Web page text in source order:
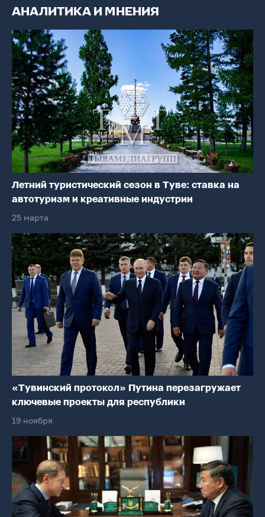
АНАЛИТИКА И МНЕНИЯ
Летний туристический сезон в Туве: ставка на
автотуризм и креативные индустрии
25 марта
«Тувинский протокол» Путина перезагружает
ключевые проекты для республики
19 ноября